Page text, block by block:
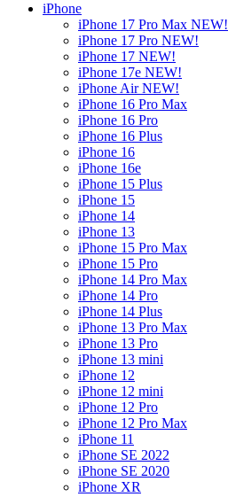
iPhone
iPhone 17 Pro Max NEW!
iPhone 17 Pro NEW!
iPhone 17 NEW!
iPhone 17e NEW!
iPhone Air NEW!
iPhone 16 Pro Max
iPhone 16 Pro
iPhone 16 Plus
iPhone 16
iPhone 16e
iPhone 15 Plus
iPhone 15
iPhone 14
iPhone 13
iPhone 15 Pro Max
iPhone 15 Pro
iPhone 14 Pro Max
iPhone 14 Pro
iPhone 14 Plus
iPhone 13 Pro Max
iPhone 13 Pro
iPhone 13 mini
iPhone 12
iPhone 12 mini
iPhone 12 Pro
iPhone 12 Pro Max
iPhone 11
iPhone SE 2022
iPhone SE 2020
iPhone XR